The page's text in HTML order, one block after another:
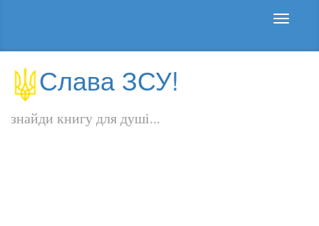
Слава ЗСУ!
знайди книгу для душі...